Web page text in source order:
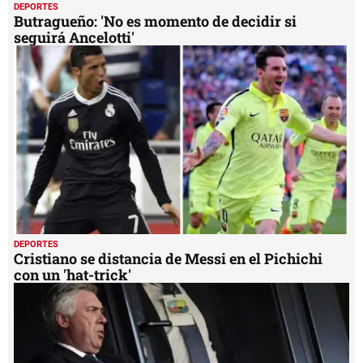
DEPORTES
Butragueño: 'No es momento de decidir si
seguirá Ancelotti'
DEPORTES
Cristiano se distancia de Messi en el Pichichi
con un 'hat-trick'